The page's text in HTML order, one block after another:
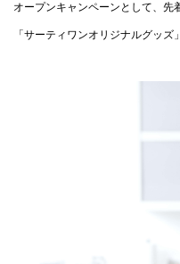
オープンキャンペーンとして、先
「サーティワンオリジナルグッズ